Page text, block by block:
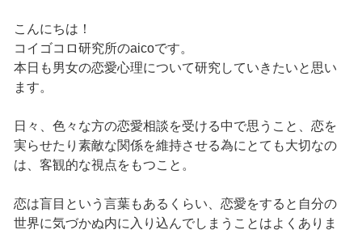
こんにちは！
コイゴコロ研究所のaicoです。
本日も男女の恋愛心理について研究していきたいと思い
ます。
日々、色々な方の恋愛相談を受ける中で思うこと、恋を
実らせたり素敵な関係を維持させる為にとても大切なの
は、客観的な視点をもつこと。
恋は盲目という言葉もあるくらい、恋愛をすると自分の
世界に気づかぬ内に入り込んでしまうことはよくありま